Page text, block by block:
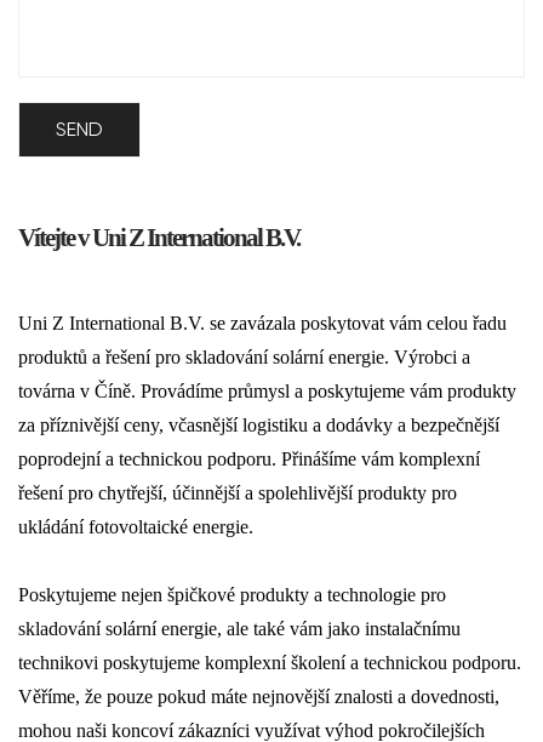
Vítejte v Uni Z International B.V.
Uni Z International B.V. se zavázala poskytovat vám celou řadu
produktů a řešení pro skladování solární energie. Výrobci a
továrna v Číně. Provádíme průmysl a poskytujeme vám produkty
za příznivější ceny, včasnější logistiku a dodávky a bezpečnější
poprodejní a technickou podporu. Přinášíme vám komplexní
řešení pro chytřejší, účinnější a spolehlivější produkty pro
ukládání fotovoltaické energie.
Poskytujeme nejen špičkové produkty a technologie pro
skladování solární energie, ale také vám jako instalačnímu
technikovi poskytujeme komplexní školení a technickou podporu.
Věříme, že pouze pokud máte nejnovější znalosti a dovednosti,
mohou naši koncoví zákazníci využívat výhod pokročilejších